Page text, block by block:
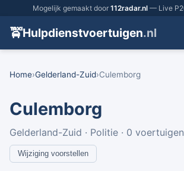
Mogelijk gemaakt door 112radar.nl— Live
🚖Hulpdienstvoertuigen.nl
Home›Gelderland-Zuid›Culemborg
Culemborg
Gelderland-Zuid · Politie · 0 voertuigen
Wijziging voorstellen